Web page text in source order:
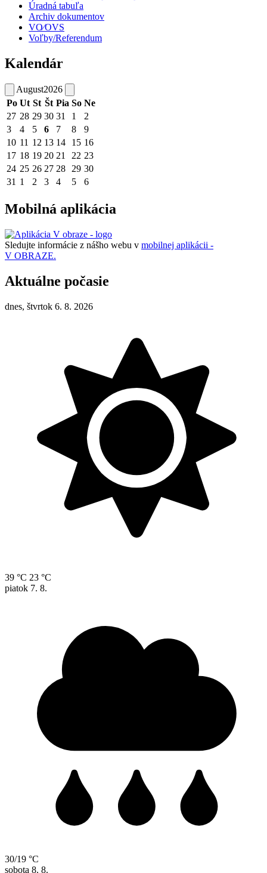
Úradná tabuľa
Archiv dokumentov
VO⁄OVS
Voľby/Referendum
Kalendár
August2026
Po Ut St Št Pia So Ne
27 28 29 30 31 1
2
3
4 5 6 7 8
9
10 11 12 13 14 15 16
17 18 19 20 21 22 23
24 25 26 27 28 29 30
31 1 2 3 4 5 6
Mobilná aplikácia
Sledujte informácie z nášho webu v mobilnej aplikácii -
V OBRAZE.
Aktuálne počasie
dnes, štvrtok 6. 8. 2026
39 °C 23 °C
piatok 7. 8.
30/19 °C
sobota 8. 8.